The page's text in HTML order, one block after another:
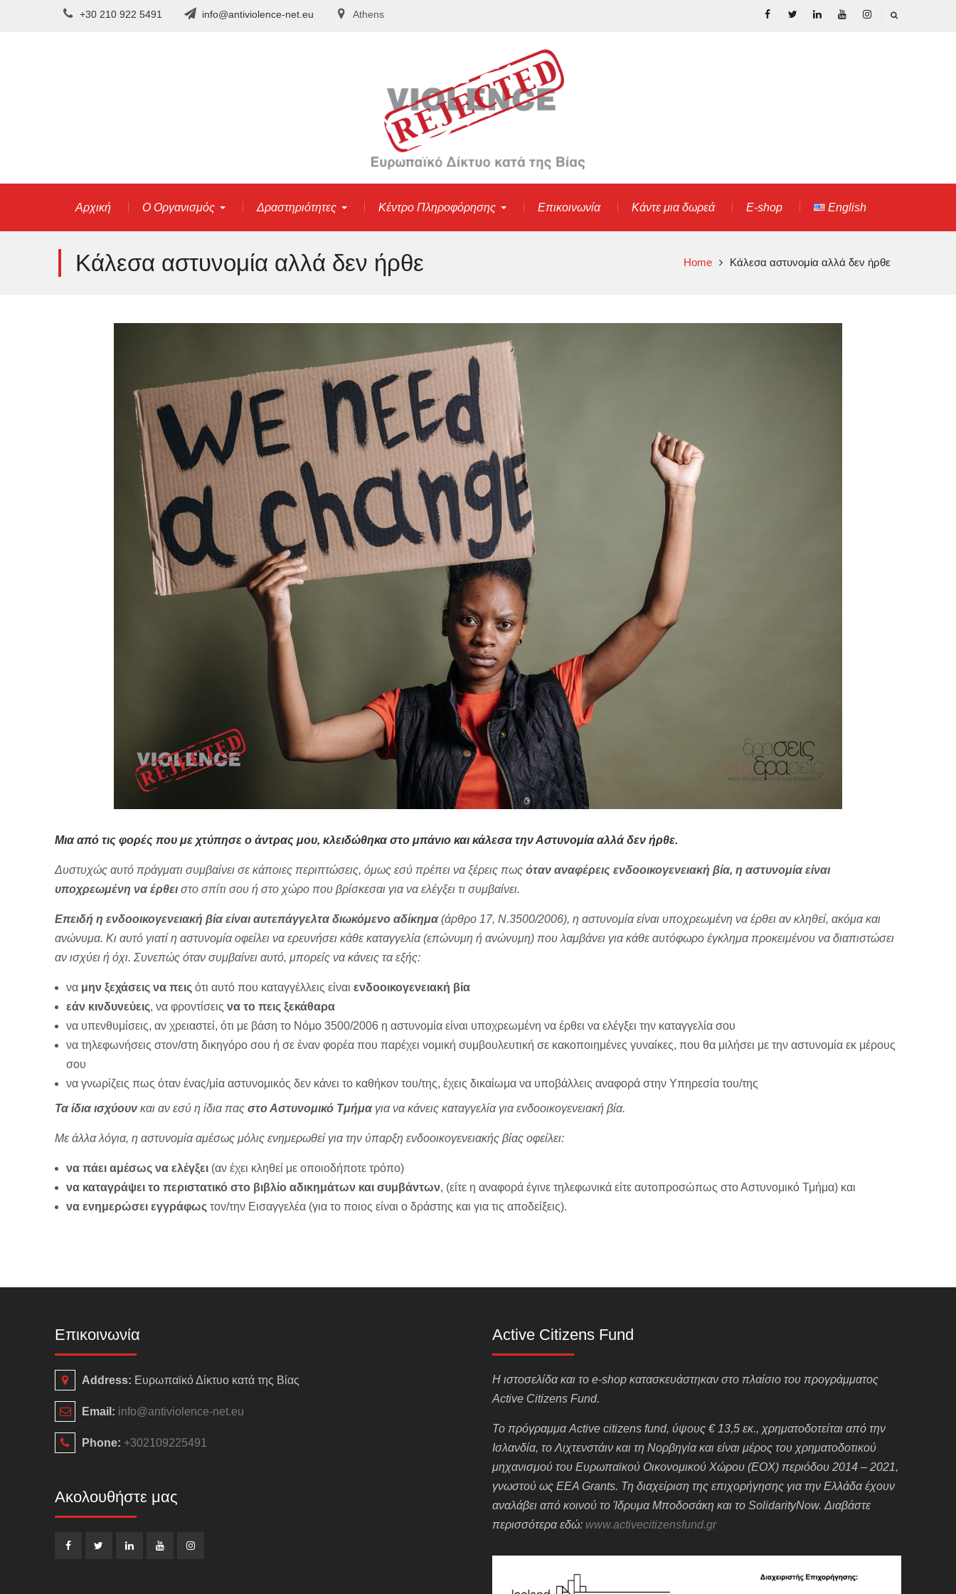
+30 210 922 5491 info@antiviolence-net.eu Athens
Αρχική Ο Οργανισμός Δραστηριότητες Κέντρο Πληροφόρησης Επικοινωνία Κάντε μια δωρεά E-shop English
Κάλεσα αστυνομία αλλά δεν ήρθε Home Κάλεσα αστυνομία αλλά δεν ήρθε
Μια από τις φορές που με χτύπησε ο άντρας μου, κλειδώθηκα στο μπάνιο και κάλεσα την Αστυνομία αλλά δεν ήρθε.
Δυστυχώς αυτό πράγματι συμβαίνει σε κάποιες περιπτώσεις, όμως εσύ πρέπει να ξέρεις πως όταν αναφέρεις ενδοοικογενειακή βία, η αστυνομία είναι
υποχρεωμένη να έρθει στο σπίτι σου ή στο χώρο που βρίσκεσαι για να ελέγξει τι συμβαίνει.
Επειδή η ενδοοικογενειακή βία είναι αυτεπάγγελτα διωκόμενο αδίκημα(άρθρο 17, Ν.3500/2006), η αστυνομία είναι υποχρεωμένη να έρθει αν κληθεί, ακόμα και
ανώνυμα. Κι αυτό γιατί η αστυνομία οφείλει να ερευνήσει κάθε καταγγελία (επώνυμη ή ανώνυμη) που λαμβάνει για κάθε αυτόφωρο έγκλημα προκειμένου να διαπιστώσει
αν ισχύει ή όχι. Συνεπώς όταν συμβαίνει αυτό, μπορείς να κάνεις τα εξής:
να μην ξεχάσεις να πεις ότι αυτό που καταγγέλλεις είναι ενδοοικογενειακή βία
εάν κινδυνεύεις, να φροντίσεις να το πεις ξεκάθαρα
να υπενθυμίσεις, αν χρειαστεί, ότι με βάση το Νόμο 3500/2006 η αστυνομία είναι υποχρεωμένη να έρθει να ελέγξει την καταγγελία σου
να τηλεφωνήσεις στον/στη δικηγόρο σου ή σε έναν φορέα που παρέχει νομική συμβουλευτική σε κακοποιημένες γυναίκες, που θα μιλήσει με την αστυνομία εκ μέρους
σου
να γνωρίζεις πως όταν ένας/μία αστυνομικός δεν κάνει το καθήκον του/της, έχεις δικαίωμα να υποβάλλεις αναφορά στην Υπηρεσία του/της
Τα ίδια ισχύουν και αν εσύ η ίδια πας στο Αστυνομικό Τμήμαγια να κάνεις καταγγελία για ενδοοικογενειακή βία.
Με άλλα λόγια, η αστυνομία αμέσως μόλις ενημερωθεί για την ύπαρξη ενδοοικογενειακής βίας οφείλει:
να πάει αμέσως να ελέγξει (αν έχει κληθεί με οποιοδήποτε τρόπο)
να καταγράψει το περιστατικό στο βιβλίο αδικημάτων και συμβάντων, (είτε η αναφορά έγινε τηλεφωνικά είτε αυτοπροσώπως στο Αστυνομικό Τμήμα) και
να ενημερώσει εγγράφως τον/την Εισαγγελέα (για το ποιος είναι ο δράστης και για τις αποδείξεις).
Επικοινωνία
Address: Ευρωπαϊκό Δίκτυο κατά της Βίας
Email: info@antiviolence-net.eu
Phone: +302109225491
Ακολουθήστε μας
Active Citizens Fund
H ιστοσελίδα και το e-shop κατασκευάστηκαν στο πλαίσιο του προγράμματος
Active Citizens Fund.
Το πρόγραμμα Active citizens fund, ύψους € 13,5 εκ., χρηματοδοτείται από την
Ισλανδία, το Λιχτενστάιν και τη Νορβηγία και είναι μέρος του χρηματοδοτικού
μηχανισμού του Ευρωπαϊκού Οικονομικού Χώρου (ΕΟΧ) περιόδου 2014 – 2021,
γνωστού ως EEA Grants. Τη διαχείριση της επιχορήγησης για την Ελλάδα έχουν
αναλάβει από κοινού το Ίδρυμα Μποδοσάκη και το SolidarityNow. Διαβάστε
περισσότερα εδώ: www.activecitizensfund.gr